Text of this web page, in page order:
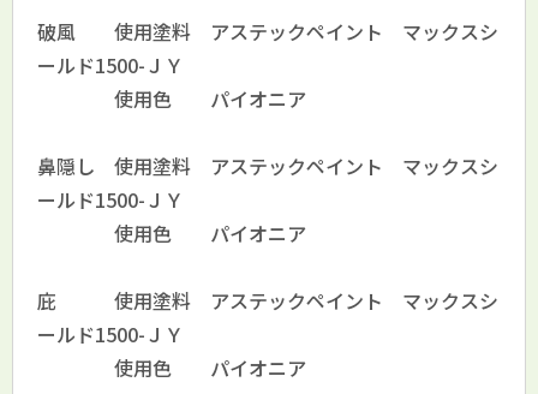
破風 使用塗料 アステックペイント マックスシ
ールド1500-ＪＹ
使用色 パイオニア
鼻隠し 使用塗料 アステックペイント マックスシ
ールド1500-ＪＹ
使用色 パイオニア
庇 使用塗料 アステックペイント マックスシ
ールド1500-ＪＹ
使用色 パイオニア